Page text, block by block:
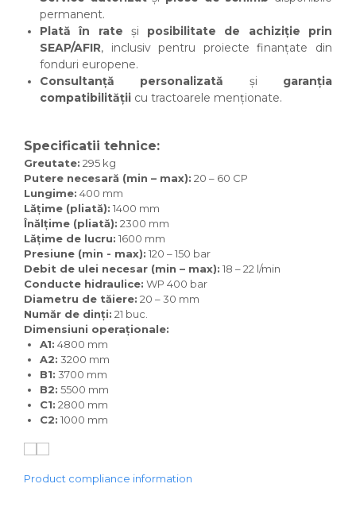
permanent.
Plată în rate și posibilitate de achiziție prin
SEAP/AFIR, inclusiv pentru proiecte finanțate din
fonduri europene.
Consultanță personalizată și garanția
compatibilității cu tractoarele menționate.
Specificatii tehnice:
Greutate: 295 kg
Putere necesară (min – max): 20 – 60 CP
Lungime: 400 mm
Lățime (pliată): 1400 mm
Înălțime (pliată): 2300 mm
Lățime de lucru: 1600 mm
Presiune (min - max): 120 – 150 bar
Debit de ulei necesar (min – max): 18 – 22 l/min
Conducte hidraulice: WP 400 bar
Diametru de tăiere: 20 – 30 mm
Număr de dinți: 21 buc.
Dimensiuni operaționale:
A1: 4800 mm
A2: 3200 mm
B1: 3700 mm
B2: 5500 mm
C1: 2800 mm
C2: 1000 mm
Product compliance information